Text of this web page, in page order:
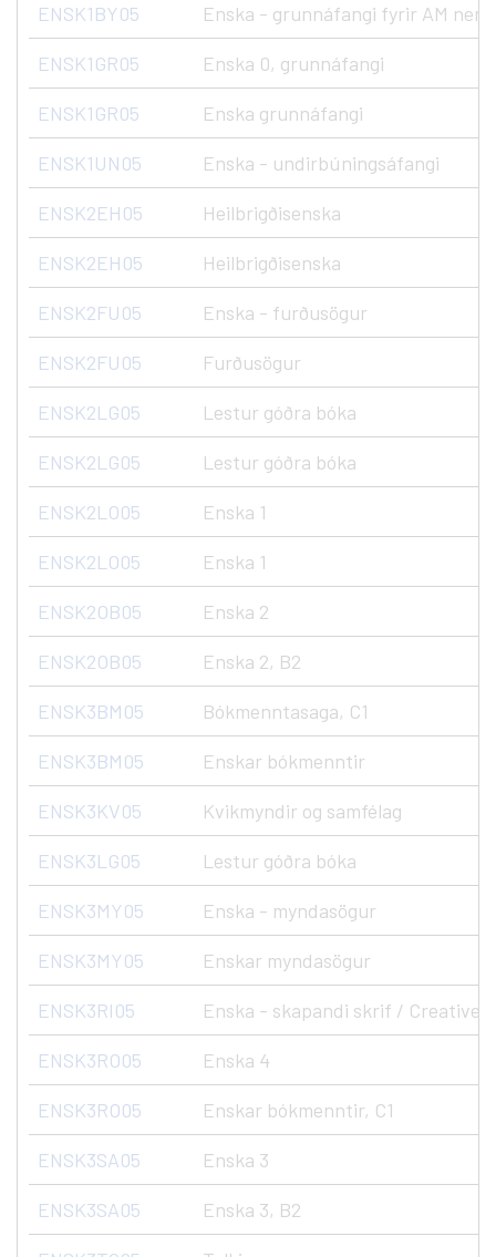
ENSK1BY05 Enska - grunnáfangi fyrir AM
ENSK1GR05 Enska 0, grunnáfangi
ENSK1GR05 Enska grunnáfangi
ENSK1UN05 Enska - undirbúningsáfangi
ENSK2EH05 Heilbrigðisenska
ENSK2EH05 Heilbrigðisenska
ENSK2FU05 Enska - furðusögur
ENSK2FU05 Furðusögur
ENSK2LG05 Lestur góðra bóka
ENSK2LG05 Lestur góðra bóka
ENSK2LO05 Enska 1
ENSK2LO05 Enska 1
ENSK2OB05 Enska 2
ENSK2OB05 Enska 2, B2
ENSK3BM05 Bókmenntasaga, C1
ENSK3BM05 Enskar bókmenntir
ENSK3KV05 Kvikmyndir og samfélag
ENSK3LG05 Lestur góðra bóka
ENSK3MY05 Enska - myndasögur
ENSK3MY05 Enskar myndasögur
ENSK3RI05 Enska - skapandi skrif / Creative
ENSK3RO05 Enska 4
ENSK3RO05 Enskar bókmenntir, C1
ENSK3SA05 Enska 3
ENSK3SA05 Enska 3, B2